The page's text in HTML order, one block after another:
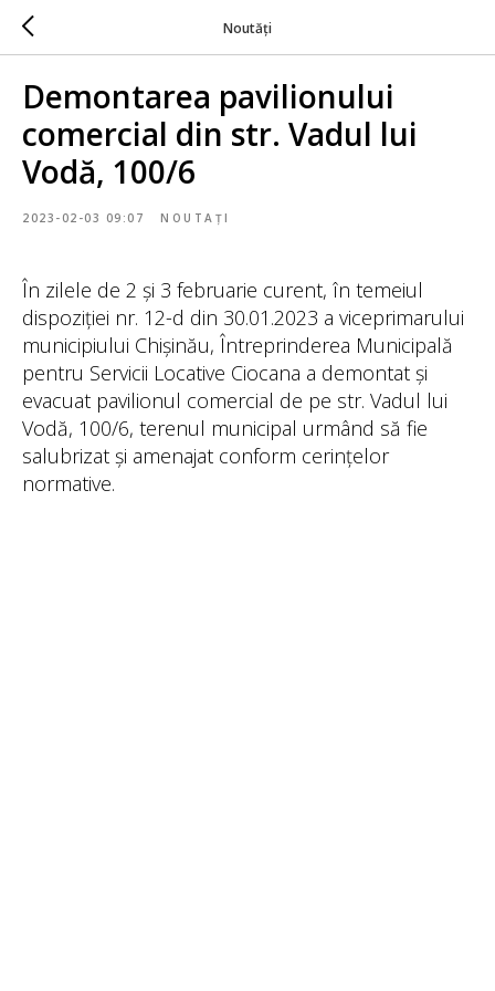
Noutăți
Demontarea pavilionului
comercial din str. Vadul lui
Vodă, 100/6
2023-02-03 09:07 NOUTAȚI
În zilele de 2 și 3 februarie curent, în temeiul
dispoziției nr. 12-d din 30.01.2023 a viceprimarului
municipiului Chișinău, Întreprinderea Municipală
pentru Servicii Locative Ciocana a demontat și
evacuat pavilionul comercial de pe str. Vadul lui
Vodă, 100/6, terenul municipal urmând să fie
salubrizat și amenajat conform cerințelor
normative.